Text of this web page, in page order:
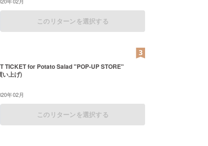
このリターンを選択する
TICKET for Potato Salad "POP-UP STORE"
い上げ)
年02月
このリターンを選択する